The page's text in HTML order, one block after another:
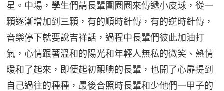
星。中場，學生們請長輩圍圈圈來傳遞小皮球，從一
顆逐漸增加到三顆，有的順時針傳，有的逆時針傳，
音樂停下就要說吉祥話，過程中長輩們彼此加油打
氣，心情跟著溫和的陽光和年輕人無私的微笑、熱情
暖和了起來，即便起初靦腆的長輩，也開了心扉提到
自己過往的種種，最後合照時長輩和少他們一甲子的